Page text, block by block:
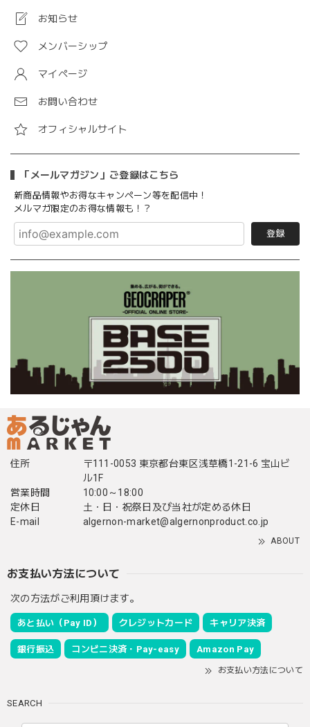
お知らせ
メンバーシップ
マイページ
お問い合わせ
オフィシャルサイト
「メールマガジン」ご登録はこちら
新商品情報やお得なキャンペーン等を配信中！
メルマガ限定のお得な情報も！？
登録
住所
〒111-0053 東京都台東区浅草橋1-21-6 宝山ビ
ル1F
営業時間
10:00～18:00
定休日
土・日・祝祭日及び当社が定める休日
E-mail
algernon-market@algernonproduct.co.jp
ABOUT
お支払い方法について
次の方法がご利用頂けます。
あと払い（Pay ID） クレジットカード キャリア決済
銀行振込 コンビニ決済・Pay-easy Amazon Pay
お支払い方法について
SEARCH